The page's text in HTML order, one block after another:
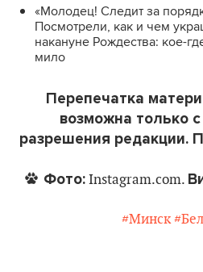
«Молодец! Следит за
Посмотрели, как и чем
накануне Рождества: кое-
мило
Перепечатка
возможна только
разрешения редакции.
Фото:Instagram.com.
#Минск